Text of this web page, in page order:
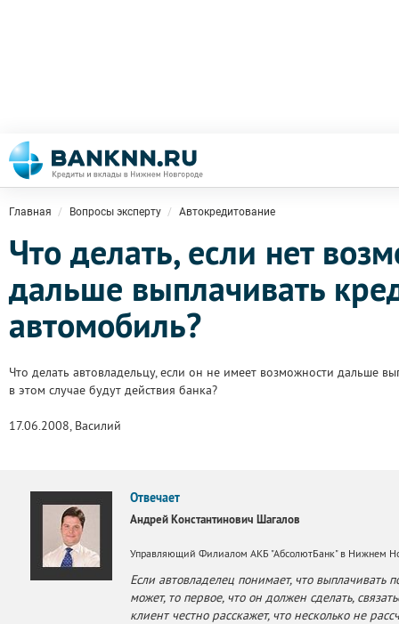
Главная Вопросы эксперту Автокредитование
Что делать, если нет
дальше выплачивать
автомобиль?
Что делать автовладельцу, если он не имеет возможности дальше
в этом случае будут действия банка?
17.06.2008, Василий
Отвечает
Андрей Константинович Шагалов
Управляющий Филиалом АКБ "АбсолютБанк" в Нижнем
Если автовладелец понимает, что
может, то первое, что он должен сделать,
клиент честно расскажет, что несколько не